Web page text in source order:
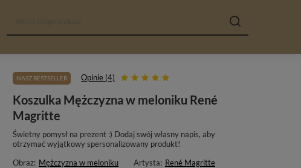
NASZ BESTSELLER Opinie (4)
Koszulka Mężczyzna w meloniku René
Magritte
Świetny pomysł na prezent :) Dodaj swój własny napis, aby
otrzymać wyjątkowy spersonalizowany produkt!
Obraz: Mężczyzna w meloniku Artysta: René Magritte